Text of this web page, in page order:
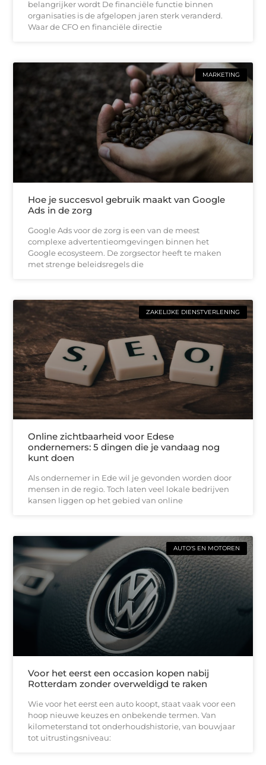
belangrijker wordt De financiële functie binnen
organisaties is de afgelopen jaren sterk veranderd.
Waar de CFO en financiële directie
MARKETING
Hoe je succesvol gebruik maakt van Google
Ads in de zorg
Google Ads voor de zorg is een van de meest
complexe advertentieomgevingen binnen het
Google ecosysteem. De zorgsector heeft te maken
met strenge beleidsregels die
ZAKELIJKE DIENSTVERLENING
Online zichtbaarheid voor Edese
ondernemers: 5 dingen die je vandaag nog
kunt doen
Als ondernemer in Ede wil je gevonden worden door
mensen in de regio. Toch laten veel lokale bedrijven
kansen liggen op het gebied van online
AUTO'S EN MOTOREN
Voor het eerst een occasion kopen nabij
Rotterdam zonder overweldigd te raken
Wie voor het eerst een auto koopt, staat vaak voor een
hoop nieuwe keuzes en onbekende termen. Van
kilometerstand tot onderhoudshistorie, van bouwjaar
tot uitrustingsniveau: